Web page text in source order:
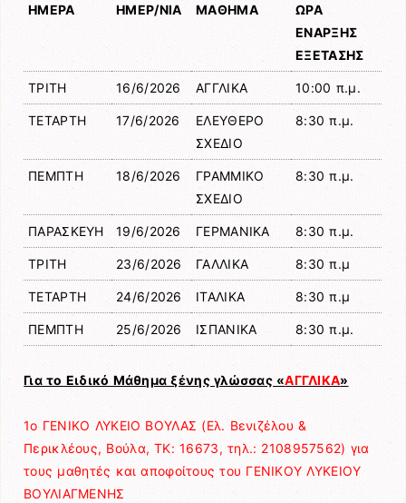
ΗΜΕΡΑ ΗΜΕΡ/ΝΙΑ ΜΑΘΗΜΑ
ΩΡΑ
ΕΝΑΡΞΗΣ
ΕΞΕΤΑΣΗΣ
ΤΡΙΤΗ 16/6/2026 ΑΓΓΛΙΚΑ 10:00 π.μ.
ΤΕΤΑΡΤΗ 17/6/2026
ΕΛΕΥΘΕΡΟ
ΣΧΕΔΙΟ
8:30 π.μ.
ΠΕΜΠΤΗ 18/6/2026
ΓΡΑΜΜΙΚΟ
ΣΧΕΔΙΟ
8:30 π.μ.
ΠΑΡΑΣΚΕΥΗ 19/6/2026 ΓΕΡΜΑΝΙΚΑ 8:30 π.μ.
ΤΡΙΤΗ 23/6/2026 ΓΑΛΛΙΚΑ 8:30 π.μ
ΤΕΤΑΡΤΗ 24/6/2026 ΙΤΑΛΙΚΑ 8:30 π.μ
ΠΕΜΠΤΗ 25/6/2026 ΙΣΠΑΝΙΚΑ 8:30 π.μ.
Για το Ειδικό Μάθημα ξένης γλώσσας «ΑΓΓΛΙΚΑ»
1ο ΓΕΝΙΚΟ ΛΥΚΕΙΟ ΒΟΥΛΑΣ (Ελ. Βενιζέλου &
Περικλέους, Βούλα, ΤΚ: 16673, τηλ.: 2108957562) για
τους μαθητές και αποφοίτους του ΓΕΝΙΚΟΥ ΛΥΚΕΙΟΥ
ΒΟΥΛΙΑΓΜΕΝΗΣ